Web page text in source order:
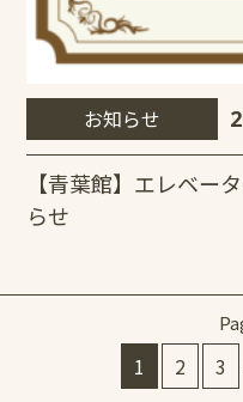
お知らせ
【青葉館】エレベー
らせ
1 2 3